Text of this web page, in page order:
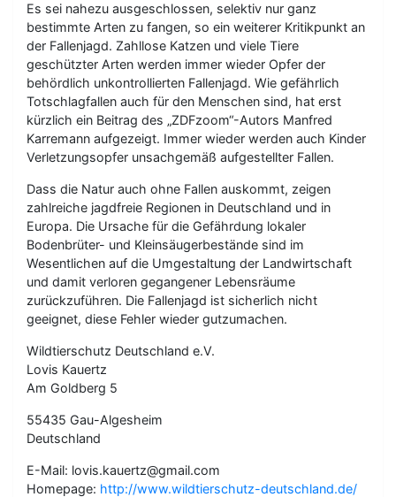
Es sei nahezu ausgeschlossen, selektiv nur ganz
bestimmte Arten zu fangen, so ein weiterer Kritikpunkt an
der Fallenjagd. Zahllose Katzen und viele Tiere
geschützter Arten werden immer wieder Opfer der
behördlich unkontrollierten Fallenjagd. Wie gefährlich
Totschlagfallen auch für den Menschen sind, hat erst
kürzlich ein Beitrag des „ZDFzoom“-Autors Manfred
Karremann aufgezeigt. Immer wieder werden auch Kinder
Verletzungsopfer unsachgemäß aufgestellter Fallen.
Dass die Natur auch ohne Fallen auskommt, zeigen
zahlreiche jagdfreie Regionen in Deutschland und in
Europa. Die Ursache für die Gefährdung lokaler
Bodenbrüter- und Kleinsäugerbestände sind im
Wesentlichen auf die Umgestaltung der Landwirtschaft
und damit verloren gegangener Lebensräume
zurückzuführen. Die Fallenjagd ist sicherlich nicht
geeignet, diese Fehler wieder gutzumachen.
Wildtierschutz Deutschland e.V.
Lovis Kauertz
Am Goldberg 5
55435 Gau-Algesheim
Deutschland
E-Mail: lovis.kauertz@gmail.com
Homepage: http://www.wildtierschutz-deutschland.de/